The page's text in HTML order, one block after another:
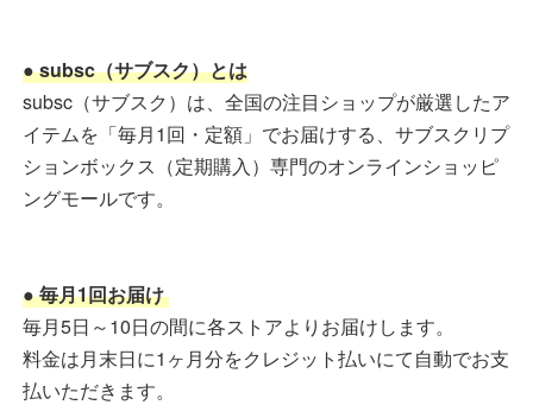
● subsc（サブスク）とは
subsc（サブスク）は、全国の注目ショップが厳選したア
イテムを「毎月1回・定額」でお届けする、サブスクリプ
ションボックス（定期購入）専門のオンラインショッピ
ングモールです。
● 毎月1回お届け
毎月5日～10日の間に各ストアよりお届けします。
料金は月末日に1ヶ月分をクレジット払いにて自動でお支
払いただきます。